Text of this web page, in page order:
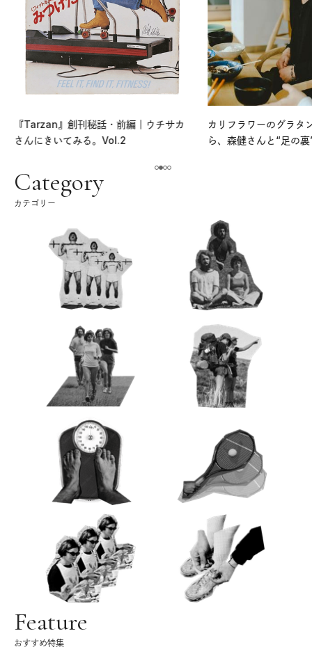
『Tarzan』創刊秘話・前編｜ウチサカ
さんにきいてみる。Vol.2
カリフラワーのグラタ
ら、森健さんと“足の
Category
カテゴリー
Feature
おすすめ特集